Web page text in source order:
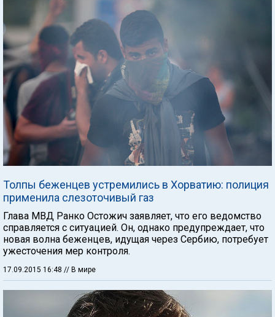
Толпы беженцев устремились в Хорватию: полиция
применила слезоточивый газ
Глава МВД Ранко Остожич заявляет, что его ведомство
справляется с ситуацией. Он, однако предупреждает, что
новая волна беженцев, идущая через Сербию, потребует
ужесточения мер контроля.
17.09.2015 16:48 // В мире